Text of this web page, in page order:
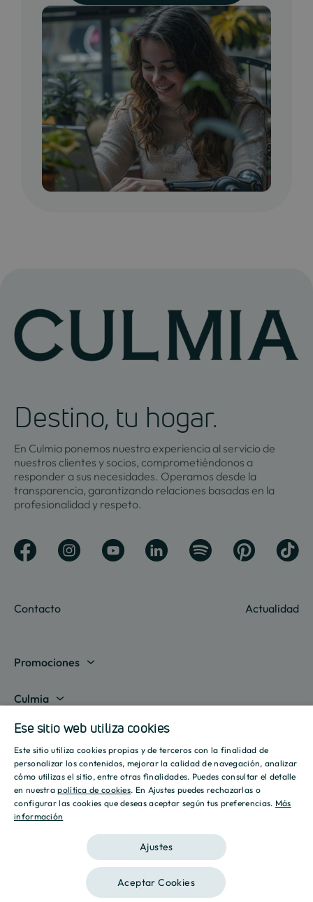
Destino, tu hogar.
En Culmia ponemos nuestra experiencia al servicio de
nuestros clientes y socios, comprometiéndonos a
responder a sus necesidades. Operamos desde la
transparencia, garantizando relaciones basadas en la
profesionalidad y respeto.
Contacto Actualidad
Promociones
Barcelona
Alicante
Valencia
Sevilla
Islas Baleares
Mostrar todas
Culmia
Sobre nosotros
Destino Culmia
Sala de prensa
Informes
Culmia Challenges
Líneas de negocio
Vivienda Compraventa
Vivienda Asequible
Vivienda Alquiler
Gestión de Suelo
Otras líneas de negocio
Actualidad
Culmia es noticia
Estilo de vida
Sostenibilidad
Recursos
Calculadora Hipotecaria
Calculadora Energética
Política de privacidad Política de Cookies
SPANISH
ENGLISH
Ese sitio web utiliza cookies
Este sitio utiliza cookies propias y de terceros con la finalidad de
personalizar los contenidos, mejorar la calidad de navegación, analizar
cómo utilizas el sitio, entre otras finalidades. Puedes consultar el detalle
en nuestrapolítica de cookies. En Ajustes puedes rechazarlas o
configurar las cookies que deseas aceptar según tus preferencias. Más
información
Ajustes
Aceptar Cookies